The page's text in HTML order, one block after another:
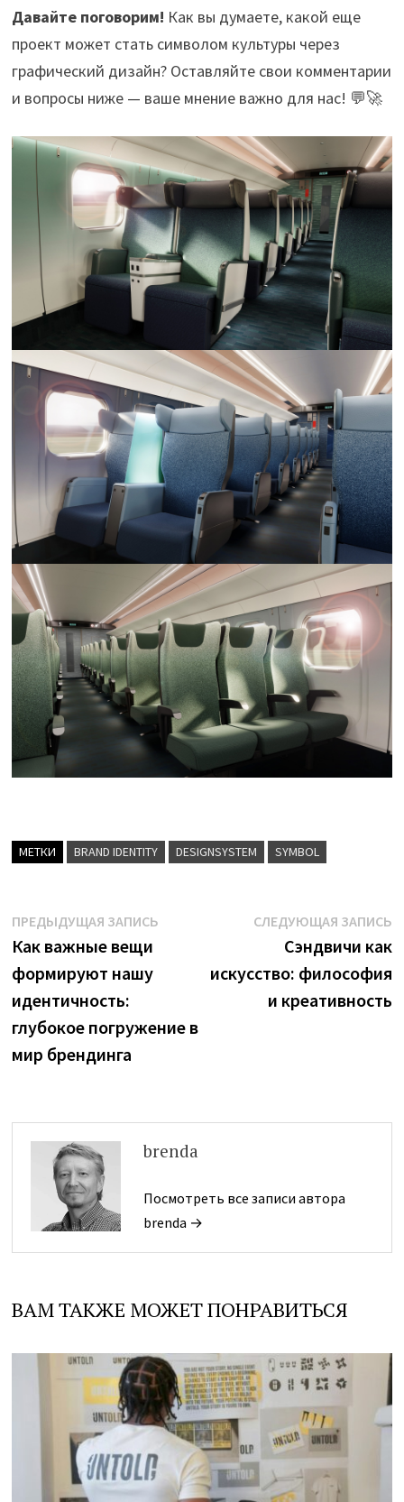
Давайте поговорим! Как вы думаете, какой еще
проект может стать символом культуры через
графический дизайн? Оставляйте свои комментарии
и вопросы ниже — ваше мнение важно для нас! 💬🚀
МЕТКИ BRAND IDENTITY DESIGNSYSTEM SYMBOL
Навигация
по
записям
ПРЕДЫДУЩАЯ ЗАПИСЬ
Как важные вещи
формируют нашу
идентичность:
глубокое погружение в
мир брендинга
СЛЕДУЮЩАЯ ЗАПИСЬ
Сэндвичи как
искусство: философия
и креативность
brenda
Посмотреть все записи автора
brenda →
ВАМ ТАКЖЕ МОЖЕТ ПОНРАВИТЬСЯ